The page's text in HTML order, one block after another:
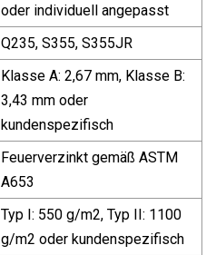
oder individuell angepasst
Q235, S355, S355JR
Klasse A: 2,67 mm, Klasse B:
3,43 mm oder
kundenspezifisch
Feuerverzinkt gemäß ASTM
A653
Typ I: 550 g/m2, Typ II: 1100
g/m2 oder kundenspezifisch